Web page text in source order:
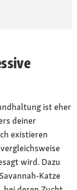
ist eher
deiner
existieren
wird. Dazu
Katze